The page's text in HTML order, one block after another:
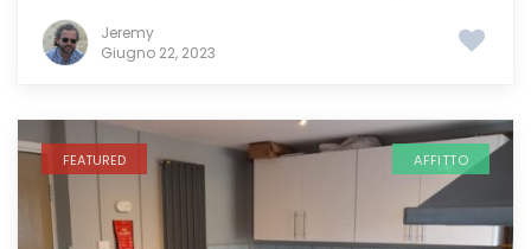
Jeremy
Giugno 22, 2023
FEATURED AFFITTO